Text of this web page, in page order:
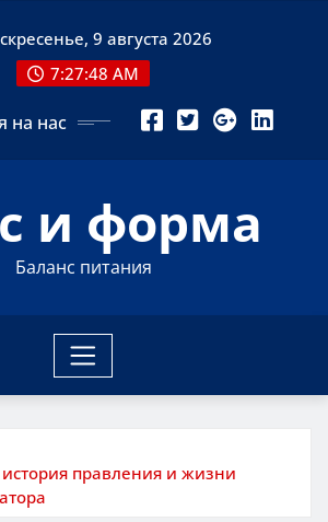
9 августа 2026
7:27:49 AM
на нас
и форма
Баланс питания
правления и жизни